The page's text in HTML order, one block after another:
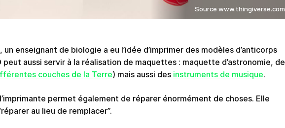
Source www.thingiverse.com
enseignant de biologie a eu l’idée d’imprimer des modèles d’anticorps
peut aussi servir à la réalisation de maquettes : maquette d’astronomie, de
couches de la Terre) mais aussi des instruments de musique.
permet également de réparer énormément de choses. Elle
au lieu de remplacer”.